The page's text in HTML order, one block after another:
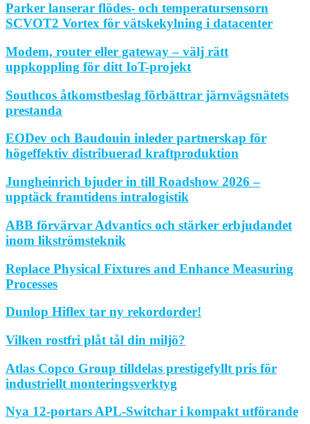
Parker lanserar flödes- och temperatursensorn
SCVOT2 Vortex för vätskekylning i datacenter
Modem, router eller gateway – välj rätt
uppkoppling för ditt IoT-projekt
Southcos åtkomstbeslag förbättrar järnvägsnätets
prestanda
EODev och Baudouin inleder partnerskap för
högeffektiv distribuerad kraftproduktion
Jungheinrich bjuder in till Roadshow 2026 –
upptäck framtidens intralogistik
ABB förvärvar Advantics och stärker erbjudandet
inom likströmsteknik
Replace Physical Fixtures and Enhance Measuring
Processes
Dunlop Hiflex tar ny rekordorder!
Vilken rostfri plåt tål din miljö?
Atlas Copco Group tilldelas prestigefyllt pris för
industriellt monteringsverktyg
Nya 12-portars APL-Switchar i kompakt utförande